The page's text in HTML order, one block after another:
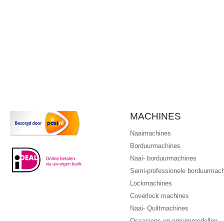
MACHINES
Naaimachines
Borduurmachines
Naai- borduurmachines
Semi-professionele
Lockmachines
Coverlock machines
Naai- Quiltmachines